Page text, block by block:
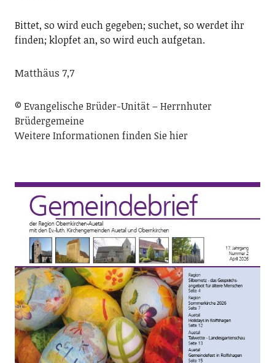
Bittet, so wird euch gegeben; suchet, so werdet ihr
finden; klopfet an, so wird euch aufgetan.
Matthäus 7,7
© Evangelische Brüder-Unität – Herrnhuter
Brüdergemeine
Weitere Informationen finden Sie hier